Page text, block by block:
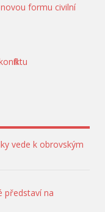
formu civilní
vede k obrovským
představí na